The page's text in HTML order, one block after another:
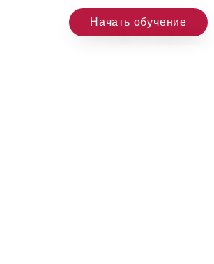
Начать обучение